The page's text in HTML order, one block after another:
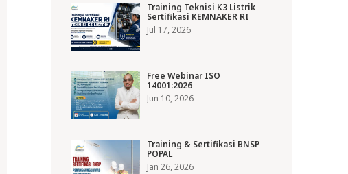
Training Teknisi K3 Listrik
Sertifikasi KEMNAKER RI
Jul 17, 2026
Free Webinar ISO
14001:2026
Jun 10, 2026
Training & Sertifikasi BNSP
POPAL
Jan 26, 2026